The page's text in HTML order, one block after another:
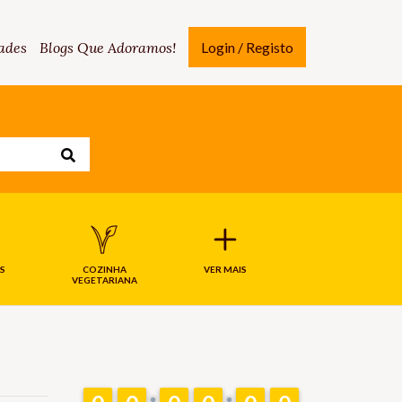
Blogs Que Adoramos! Login / Registo
COZINHA
VEGETARIANA
VER MAIS